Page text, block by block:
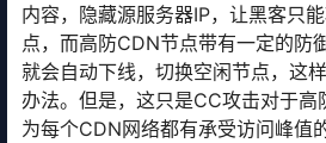
内容，隐藏源服务器IP，让黑客只
点，而高防CDN节点带有一定的防
就会自动下线，切换空闲节点，这
办法。但是，这只是CC攻击对于高
为每个CDN网络都有承受访问峰值